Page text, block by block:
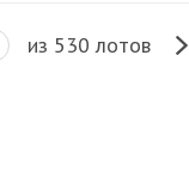
из 530 лотов